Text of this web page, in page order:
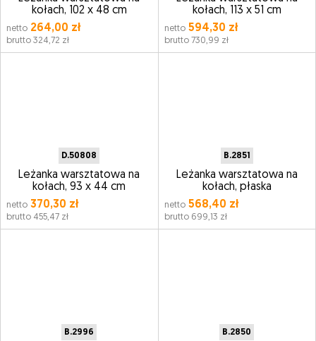
kołach, 102 x 48 cm
netto 264,00 zł
brutto 324,72 zł
kołach, 113 x 51 cm
netto594,30 zł
brutto 730,99 zł
D.50808
Leżanka warsztatowa na
kołach, 93 x 44 cm
netto 370,30 zł
brutto 455,47 zł
B.2851
Leżanka warsztatowa na
kołach, płaska
netto568,40 zł
brutto 699,13 zł
B.2996 B.2850